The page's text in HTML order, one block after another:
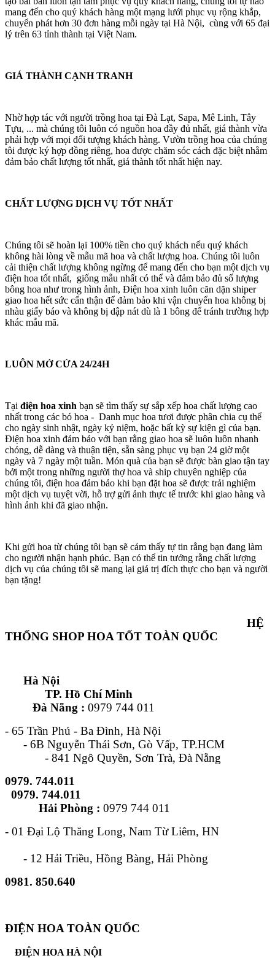
mang đến cho quý khách hàng một mạng lưới phục vụ rộng khắp,
chuyển phát hơn 30 đơn hàng mỗi ngày tại Hà Nội, cùng với 65 đại
lý trên 63 tỉnh thành tại Việt Nam.
GIÁ THÀNH CẠNH TRANH
Nhờ hợp tác với người trồng hoa tại Đà Lạt, Sapa, Mê Linh, Tây
Tựu, ... mà chúng tôi luôn có nguồn hoa đầy đủ nhất, giá thành vừa
phải hợp với mọi đối tượng khách hàng. Vườn trồng hoa của chúng
tôi được ký hợp đồng riêng, hoa được chăm sóc cách đặc biệt nhằm
đảm bảo chất lượng tốt nhất, giá thành tốt nhất hiện nay.
CHẤT LƯỢNG DỊCH VỤ TỐT NHẤT
Chúng tôi sẽ hoàn lại 100% tiền cho quý khách nếu quý khách
không hài lòng về mẫu mã hoa và chất lượng hoa. Chúng tôi luôn
cải thiện chất lượng không ngừng để mang đến cho bạn một dịch vụ
điện hoa tốt nhất, giống mẫu nhất có thể và đảm bảo đủ số lượng
bông hoa như trong hình ảnh, Điện hoa xinh luôn căn dặn shiper
giao hoa hết sức cẩn thận để đảm bảo khi vận chuyển hoa không bị
nhàu giấy báo và không bị dập nát dù là 1 bông để tránh trường hợp
khác mẫu mã.
LUÔN MỞ CỬA 24/24H
Tại điện hoa xinh bạn sẽ tìm thấy sự sắp xếp hoa chất lượng cao
nhất trong các bó hoa - Danh mục hoa tươi được phân chia cụ thể
cho ngày sinh nhật, ngày kỷ niệm, hoặc bất kỳ sự kiện gì của bạn.
Điện hoa xinh đảm bảo với bạn rằng giao hoa sẽ luôn luôn nhanh
chóng, dễ dàng và thuận tiện, sẵn sàng phục vụ bạn 24 giờ một
ngày và 7 ngày một tuần. Món quà của bạn sẽ được bàn giao tận tay
bởi một trong những người thợ hoa và ship chuyên nghiệp của
chúng tôi, điện hoa đảm bảo khi bạn đặt hoa sẽ được trải nghiệm
một dịch vụ tuyệt vời, hỗ trợ gửi ảnh thực tế trước khi giao hàng và
hình ảnh khi đã giao nhận.
Khi gửi hoa từ chúng tôi bạn sẽ cảm thấy tự tin rằng bạn đang làm
cho người nhận hạnh phúc. Bạn có thể tin tưởng rằng chất lượng
dịch vụ của chúng tôi sẽ mang lại giá trị đích thực cho bạn và người
bạn tặng!
HỆ
THỐNG SHOP HOA TỐT TOÀN QUỐC
Hà Nội
TP. Hồ Chí Minh
Đà Nẵng : 0979 744 011
- 65 Trần Phú - Ba Đình, Hà Nội
- 6B Nguyễn Thái Sơn, Gò Vấp, TP.HCM
- 841 Ngô Quyền, Sơn Trà, Đà Nẵng
0979. 744.011
0979. 744.011
Hải Phòng : 0979 744 011
- 01 Đại Lộ Thăng Long, Nam Từ Liêm, HN
- 12 Hải Triều, Hồng Bàng, Hải Phòng
0981. 850.640
ĐIỆN HOA TOÀN QUỐC
ĐIỆN HOA HÀ NỘI